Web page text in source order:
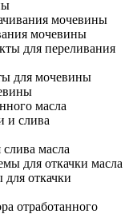
мочевины
мочевины
для переливания
для мочевины
масла
и слива
масла
для откачки масла
откачки
отработанного